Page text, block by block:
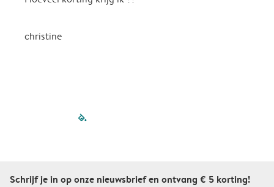
christine
filled-pagination
Schrijf je in op onze nieuwsbrief en ontvang € 5 korting!